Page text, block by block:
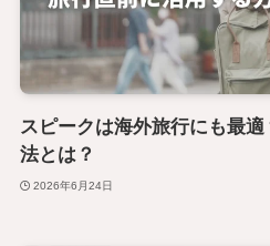
スピークは海外旅行にも最
法とは？
2026年6月24日